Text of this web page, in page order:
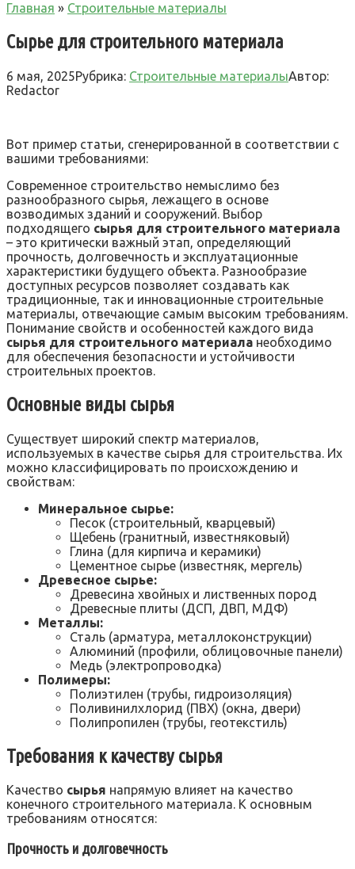
Главная » Строительные материалы
Сырье для строительного материала
6 мая, 2025Рубрика: Строительные материалыАвтор:
Redactor
Вот пример статьи, сгенерированной в соответствии с
вашими требованиями:
Современное строительство немыслимо без
разнообразного сырья, лежащего в основе
возводимых зданий и сооружений. Выбор
подходящего сырья для строительного материала
– это критически важный этап, определяющий
прочность, долговечность и эксплуатационные
характеристики будущего объекта. Разнообразие
доступных ресурсов позволяет создавать как
традиционные, так и инновационные строительные
материалы, отвечающие самым высоким требованиям.
Понимание свойств и особенностей каждого вида
сырья для строительного материала необходимо
для обеспечения безопасности и устойчивости
строительных проектов.
Основные виды сырья
Существует широкий спектр материалов,
используемых в качестве сырья для строительства. Их
можно классифицировать по происхождению и
свойствам:
Минеральное сырье:
Песок (строительный, кварцевый)
Щебень (гранитный, известняковый)
Глина (для кирпича и керамики)
Цементное сырье (известняк, мергель)
Древесное сырье:
Древесина хвойных и лиственных пород
Древесные плиты (ДСП, ДВП, МДФ)
Металлы:
Сталь (арматура, металлоконструкции)
Алюминий (профили, облицовочные панели)
Медь (электропроводка)
Полимеры:
Полиэтилен (трубы, гидроизоляция)
Поливинилхлорид (ПВХ) (окна, двери)
Полипропилен (трубы, геотекстиль)
Требования к качеству сырья
Качество сырья напрямую влияет на качество
конечного строительного материала. К основным
требованиям относятся:
Прочность и долговечность